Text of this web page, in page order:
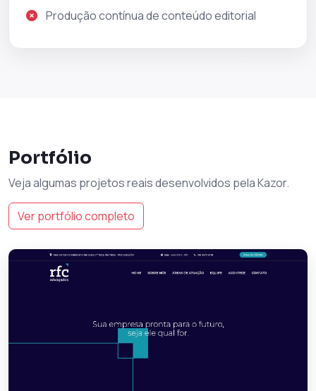
Produção contínua de conteúdo editorial
Portfólio
Veja algumas projetos reais desenvolvidos pela Kazor.
Ver portfólio completo